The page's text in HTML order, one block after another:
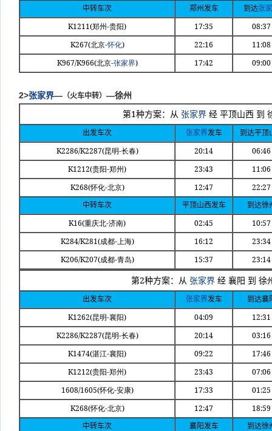
中转车次 郑州发车 到达张
K1211(郑州-贵阳) 17:35
08:37
K267(北京-怀化) 22:16
11:08
K967/K966(北京-张家界) 17:42 09:00
2>张家界— （火车中转） —徐州
第1种方案：从 张家界 经 平顶山西 到
出发车次 张家界发车 到达平顶
K2286/K2287(昆明-长春) 20:14
06:46
K1212(贵阳-郑州) 23:43
11:06
K268(怀化-北京) 12:47 22:27
中转车次 平顶山西发车 到达徐
K16(重庆北-济南) 02:45
10:57
K284/K281(成都-上海) 16:12
23:34
K206/K207(成都-青岛) 15:37 23:14
第2种方案：从 张家界 经 襄阳 到 徐
出发车次 张家界发车 到达襄
K1262(昆明-襄阳) 04:09
12:31
K2286/K2287(昆明-长春) 20:14
03:16
K1474(湛江-襄阳) 09:22
17:46
K1212(贵阳-郑州) 23:43
07:06
1608/1605(怀化-安康) 17:33
01:25
K268(怀化-北京) 12:47 18:59
中转车次 襄阳发车 到达徐